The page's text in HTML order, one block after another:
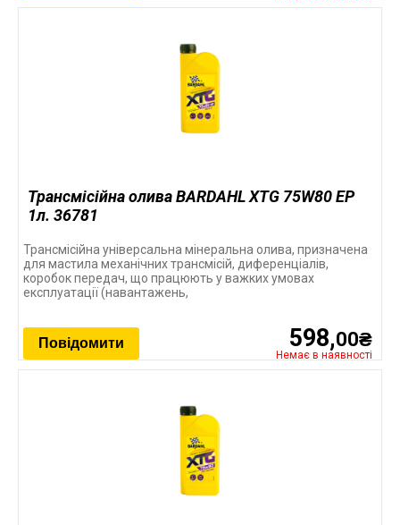
Трансмісійна олива BARDAHL XTG 75W80 EP
1л. 36781
Трансмісійна універсальна мінеральна олива, призначена
для мастила механічних трансмісій, диференціалів,
коробок передач, що працюють у важких умовах
експлуатації (навантажень,
598,00₴
Немає в наявності
Повідомити